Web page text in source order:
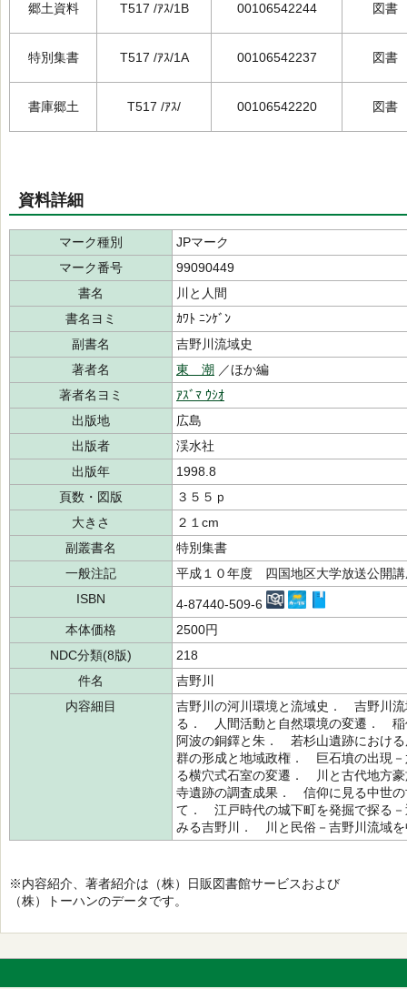
郷土資料 T517 /ｱｽ/1B 00106542244 図書
特別集書 T517 /ｱｽ/1A 00106542237 図書
書庫郷土 T517 /ｱｽ/ 00106542220 図書
資料詳細
マーク種別
JPマーク
マーク番号
99090449
書名
川と人間
書名ヨミ
ｶﾜﾄ ﾆﾝｹﾞﾝ
副書名
吉野川流域史
著者名
東 潮 ／ほか編
著者名ヨミ
ｱｽﾞﾏ ｳｼｵ
出版地
広島
出版者
渓水社
出版年
1998.8
頁数・図版
３５５ｐ
大きさ
２１cm
副叢書名
特別集書
一般注記
平成１０年度 四国地区大学放送公開
ISBN
4-87440-509-6
本体価格
2500円
NDC分類(8版)
218
件名
吉野川
内容細目
吉野川の河川環境と流域史． 吉野川
る． 人間活動と自然環境の変遷．
阿波の銅鐸と朱． 若杉山遺跡におけ
群の形成と地域政権． 巨石墳の出現
る横穴式石室の変遷． 川と古代地方
寺遺跡の調査成果． 信仰に見る中世
て． 江戸時代の城下町を発掘で探る
みる吉野川． 川と民俗－吉野川流域を
※内容紹介、著者紹介は（株）日販図書館サービスおよび
（株）トーハンのデータです。